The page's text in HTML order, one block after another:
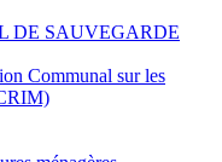
DE SAUVEGARDE
Communal sur les